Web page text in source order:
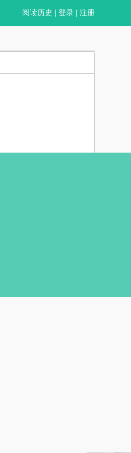
阅读历史 | 登录 | 注册
了 后五年，粟玉给自己存下钱，开了